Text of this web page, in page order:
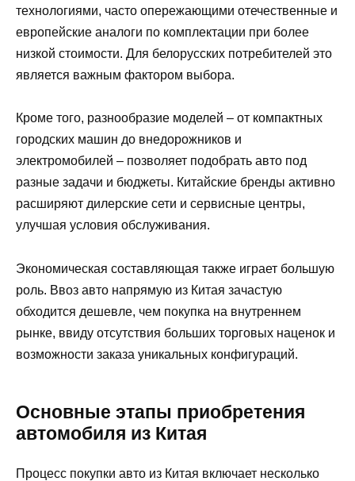
технологиями, часто опережающими отечественные и
европейские аналоги по комплектации при более
низкой стоимости. Для белорусских потребителей это
является важным фактором выбора.
Кроме того, разнообразие моделей – от компактных
городских машин до внедорожников и
электромобилей – позволяет подобрать авто под
разные задачи и бюджеты. Китайские бренды активно
расширяют дилерские сети и сервисные центры,
улучшая условия обслуживания.
Экономическая составляющая также играет большую
роль. Ввоз авто напрямую из Китая зачастую
обходится дешевле, чем покупка на внутреннем
рынке, ввиду отсутствия больших торговых наценок и
возможности заказа уникальных конфигураций.
Основные этапы приобретения
автомобиля из Китая
Процесс покупки авто из Китая включает несколько